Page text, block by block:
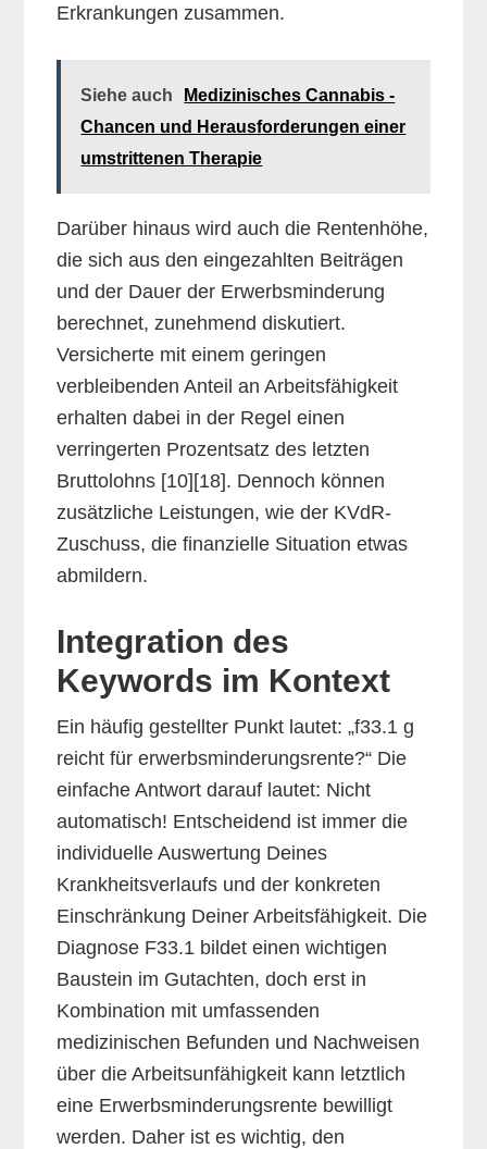
Erkrankungen zusammen.
Siehe auch
Medizinisches Cannabis -
Chancen und Herausforderungen einer
umstrittenen Therapie
Darüber hinaus wird auch die Rentenhöhe,
die sich aus den eingezahlten Beiträgen
und der Dauer der Erwerbsminderung
berechnet, zunehmend diskutiert.
Versicherte mit einem geringen
verbleibenden Anteil an Arbeitsfähigkeit
erhalten dabei in der Regel einen
verringerten Prozentsatz des letzten
Bruttolohns [10][18]. Dennoch können
zusätzliche Leistungen, wie der KVdR-
Zuschuss, die finanzielle Situation etwas
abmildern.
Integration des
Keywords im Kontext
Ein häufig gestellter Punkt lautet: „f33.1 g
reicht für erwerbsminderungsrente?“ Die
einfache Antwort darauf lautet: Nicht
automatisch! Entscheidend ist immer die
individuelle Auswertung Deines
Krankheitsverlaufs und der konkreten
Einschränkung Deiner Arbeitsfähigkeit. Die
Diagnose F33.1 bildet einen wichtigen
Baustein im Gutachten, doch erst in
Kombination mit umfassenden
medizinischen Befunden und Nachweisen
über die Arbeitsunfähigkeit kann letztlich
eine Erwerbsminderungsrente bewilligt
werden. Daher ist es wichtig, den